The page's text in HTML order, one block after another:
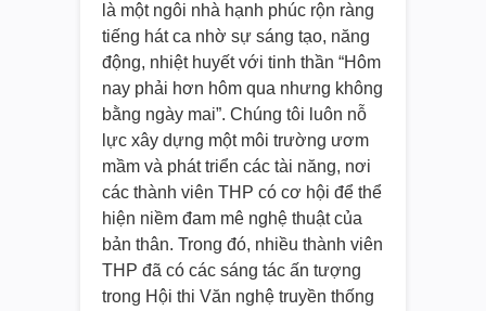
là một ngôi nhà hạnh phúc rộn ràng
tiếng hát ca nhờ sự sáng tạo, năng
động, nhiệt huyết với tinh thần “Hôm
nay phải hơn hôm qua nhưng không
bằng ngày mai”. Chúng tôi luôn nỗ
lực xây dựng một môi trường ươm
mầm và phát triển các tài năng, nơi
các thành viên THP có cơ hội để thể
hiện niềm đam mê nghệ thuật của
bản thân. Trong đó, nhiều thành viên
THP đã có các sáng tác ấn tượng
trong Hội thi Văn nghệ truyền thống